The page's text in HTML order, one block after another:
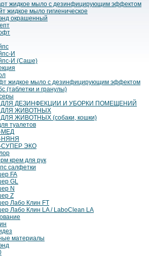
жидкое мыло с дезинфицирующим эффектом
жидкое мыло гигиеническое
окрашенный
И
И (Саше)
жидкое мыло с дезинфицирующим эффектом
(таблетки и гранулы)
ДЕЗИНФЕКЦИИ И УБОРКИ ПОМЕЩЕНИЙ
ЖИВОТНЫХ
ЖИВОТНЫХ (собаки, кошки)
туалетов
МЕД
НЯНЯ
ЭКО
крем для рук
салфетки
FA
GL
N
Z
Лабо Клин FT
Лабо Клин LA / LaboClean LA
материалы